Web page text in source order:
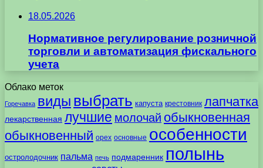
18.05.2026
Нормативное регулирование розничной
торговли и автоматизация фискального
учета
Облако меток
Горечавка виды выбрать капуста крестовник лапчатка
лекарственная лучшие молочай обыкновенная
обыкновенный орех основные особенности
остролодочник пальма печь подмаренник полынь